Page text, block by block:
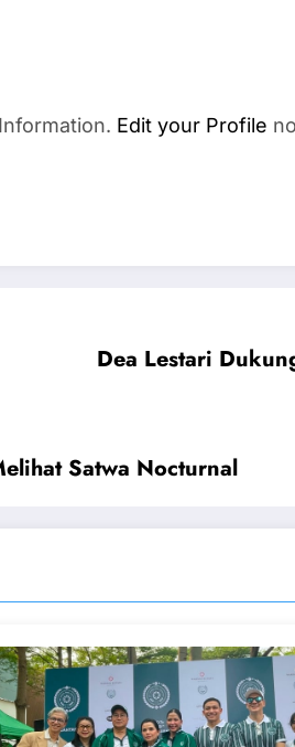
Edit your Profile
Dea Lestari
Satwa Nocturnal